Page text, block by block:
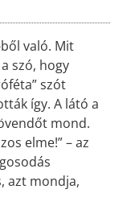
való. Mit
szó, hogy
szót
így. A látó a
mond.
elme!” – az
azt mondja,